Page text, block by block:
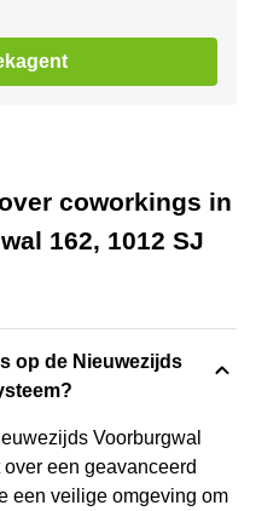
coworkings in
162, 1012 SJ
op de Nieuwezijds
Voorburgwal
een geavanceerd
een veilige omgeving om